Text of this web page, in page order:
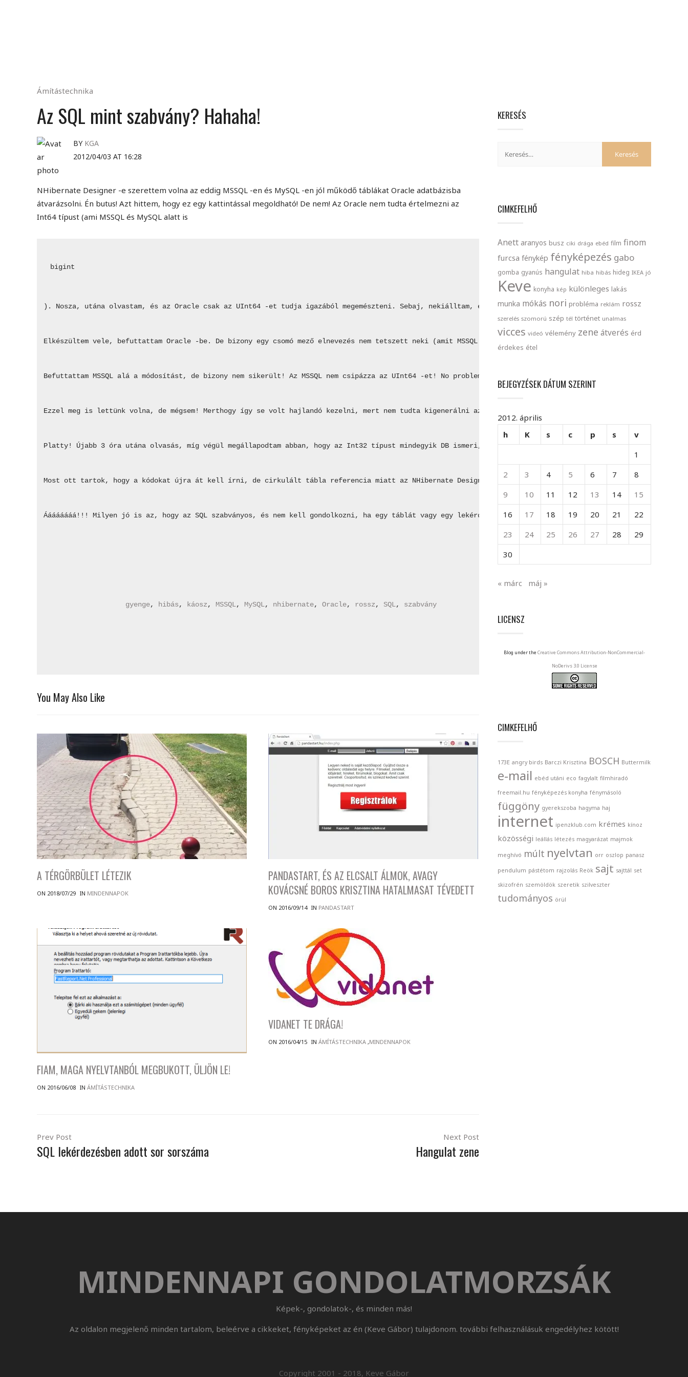
Ámítástechnika
Az SQL mint szabvány? Hahaha!
BY KGA
2012/04/03 AT 16:28
NHibernate Designer -e szerettem volna az eddig MSSQL -en és MySQL -en jól működő táblákat Oracle adatbázisba
átvarázsolni. Én butus! Azt hittem, hogy ez egy kattintással megoldható! De nem! Az Oracle nem tudta értelmezni az
Int64 típust (ami MSSQL és MySQL alatt is
bigint
). Nosza, utána olvastam, és az Oracle csak az UInt64 -et tudja igazából megemészteni. Sebaj, nekiálltam, és a teljes modellt átalakítottam UInt64 -re.
Elkészültem vele, befuttattam Oracle -be. De bizony egy csomó mező elnevezés nem tetszett neki (amit MSSQL és MySQL is simán benyelt!). Újabb órás munka,
Befuttattam MSSQL alá a módosítást, de bizony nem sikerült! Az MSSQL nem csipázza az UInt64 -et! No problem, az NHibernate konfigurációját kicsit
Ezzel meg is lettünk volna, de mégsem! Merthogy így se volt hajlandó kezelni, mert nem tudta kigenerálni az NHibernate Designer a táblamódosításokat!
Platty! Újabb 3 óra utána olvasás, míg végül megállapodtam abban, hogy az Int32 típust mindegyik DB ismeri, és mindegyik meg tudja emészteni.
Most ott tartok, hogy a kódokat újra át kell írni, de cirkulált tábla referencia miatt az NHibernate Designer nem tudja kigenerálni új adatbázisba a
Áááááááá!!! Milyen jó is az, hogy az SQL szabványos, és nem kell gondolkozni, ha egy táblát vagy egy lekérdezést más adatbázis kezelőben szeretnék
gyenge, hibás, káosz, MSSQL, MySQL, nhibernate, Oracle, rossz, SQL, szabvány
You May Also Like
A TÉRGÖRBÜLET LÉTEZIK
ON 2018/07/29 IN MINDENNAPOK
PANDASTART, ÉS AZ ELCSALT ÁLMOK, AVAGY
KOVÁCSNÉ BOROS KRISZTINA HATALMASAT TÉVEDETT
ON 2016/09/14 IN PANDASTART
FIAM, MAGA NYELVTANBÓL MEGBUKOTT, ÜLJÖN LE!
ON 2016/06/08 IN ÁMÍTÁSTECHNIKA
VIDANET TE DRÁGA!
ON 2016/04/15 INÁMÍTÁSTECHNIKA ,MINDENNAPOK
Prev Post
SQL lekérdezésben adott sor sorszáma
Next Post
Hangulat zene
KERESÉS
CIMKEFELHŐ
Anett aranyos busz ciki drága ebéd film finom
furcsa fénykép fényképezés gabo
gomba gyanús hangulat hiba hibás hideg IKEA jó
Keve konyha kép különleges lakás
munka mókás nori probléma reklám rossz
szerelés szomorú szép tél történet unalmas
vicces videó vélemény zene átverés érd
érdekes étel
BEJEGYZÉSEK DÁTUM SZERINT
2012. április
h
K s c p s
v
1
2
3 4 5 6 7
8
9
10 11 12 13 14
15
16
17 18 19 20 21
22
23
24 25 26 27 28
29
30
« márc máj »
LICENSZ
Blog under the Creative Commons Attribution-NonCommercial-
NoDerivs 3.0 License
CIMKEFELHŐ
173E angry birds Barczi Krisztina BOSCH Buttermilk
e-mail ebéd utáni eco fagylalt filmhiradó
freemail.hu fényképezés konyha fénymásoló
függöny gyerekszoba hagyma haj
internet ipenzklub.com krémes kínoz
közösségi leállás létezés magyarázat majmok
meghívó múlt nyelvtan orr oszlop panasz
pendulum pástétom rajzolás Reök sajt sajttál set
skizofrén szemöldök szeretik szilveszter
tudományos örül
MINDENNAPI GONDOLATMORZSÁK
Képek-, gondolatok-, és minden más!
Az oldalon megjelenő minden tartalom, beleérve a cikkeket, fényképeket az én (Keve Gábor) tulajdonom. további felhasználásuk engedélyhez kötött!
Copyright 2001 - 2018, Keve Gábor